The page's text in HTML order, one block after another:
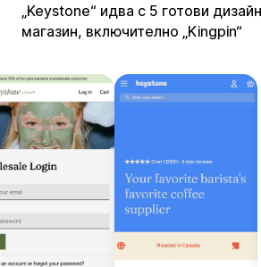
„Keystone“ идва с 5 готови
магазин, включително „Kingpin“